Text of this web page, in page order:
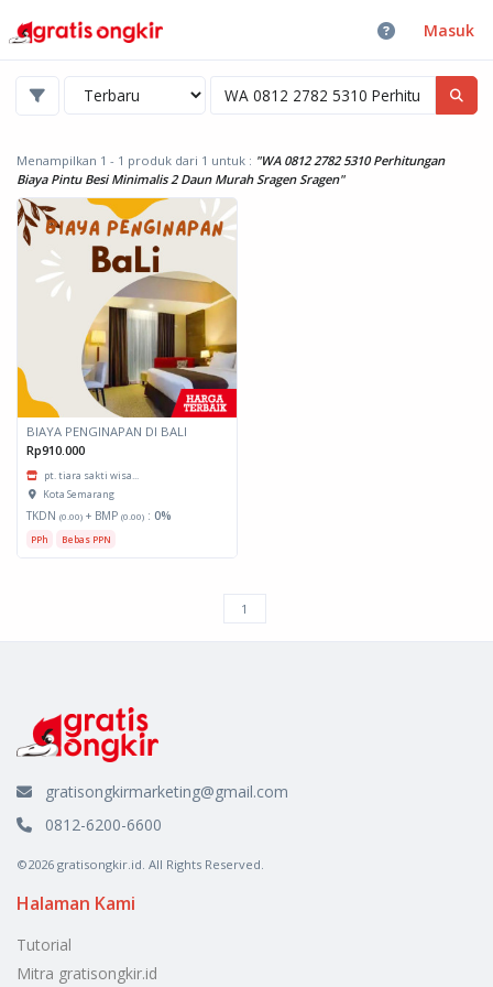
Masuk
Menampilkan 1 - 1 produk dari 1 untuk : "WA 0812 2782 5310 Perhitungan
Biaya Pintu Besi Minimalis 2 Daun Murah Sragen Sragen"
BIAYA PENGINAPAN DI BALI
Rp910.000
pt. tiara sakti wisa...
Kota Semarang
TKDN (0.00) + BMP (0.00) : 0%
PPh Bebas PPN
gratisongkirmarketing@gmail.com
0812-6200-6600
©2026 gratisongkir.id. All Rights Reserved.
Halaman Kami
Tutorial
Mitra gratisongkir.id